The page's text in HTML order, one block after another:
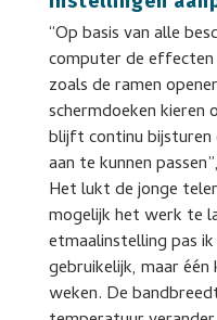
“Op basis van alle
computer de effecten
zoals de ramen
schermdoeken
blijft continu bijsturen
aan te kunnen
Het lukt de jonge
mogelijk het werk te
etmaalinstelling pas
gebruikelijk, maar
weken. De